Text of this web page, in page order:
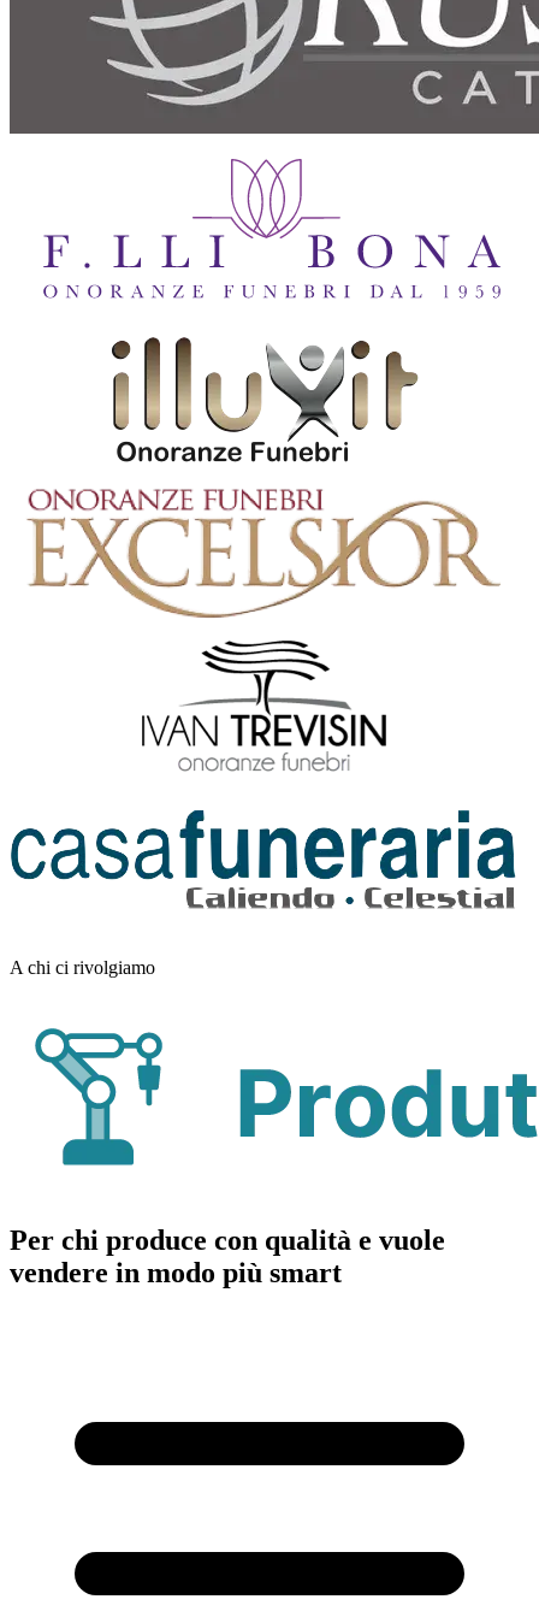
A chi ci rivolgiamo
Per chi produce con qualità e vuole
vendere in modo più smart